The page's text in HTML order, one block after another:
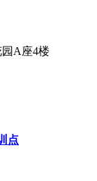
A座4楼
点